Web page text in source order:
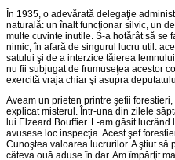
În 1935, o adevărată delegaţie
naturală: un înalt funcţionar silvic, un
multe cuvinte inutile. S-a hotărât să se
nimic, în afară de singurul lucru util:
satului şi de a interzice tăierea
nu fii subjugat de frumuseţea acestor
exercită vraja chiar şi asupra
Aveam un prieten printre şefii
explicat misterul. Într-una din zilele
lui Elzeard Bouffier. L-am găsit
avusese loc inspecţia. Acest şef
Cunoştea valoarea lucrurilor. A ştiut să
câteva ouă aduse în dar. Am împărţit